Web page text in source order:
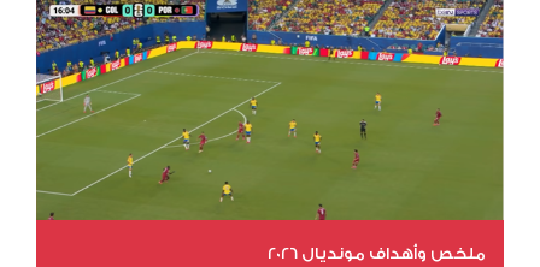
ملخص وأهداف مونديال 2026